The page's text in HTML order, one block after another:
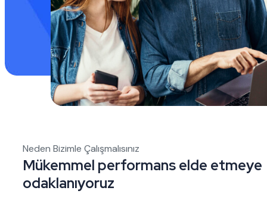
Neden Bizimle Çalışmalısınız
Mükemmel performans elde etmeye
odaklanıyoruz